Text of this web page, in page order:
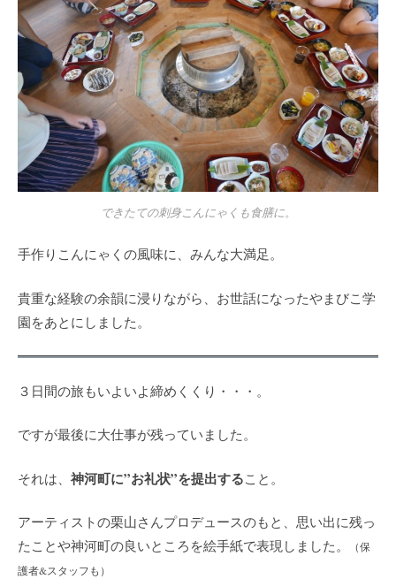
できたての刺身こんにゃくも食膳に。
手作りこんにゃくの風味に、みんな大満足。
貴重な経験の余韻に浸りながら、お世話になったやまびこ学
園をあとにしました。
３日間の旅もいよいよ締めくくり・・・。
ですが最後に大仕事が残っていました。
それは、 神河町に”お礼状”を提出すること。
アーティストの栗山さんプロデュースのもと、思い出に残っ
たことや神河町の良いところを絵手紙で表現しました。
（保
護者&スタッフも）